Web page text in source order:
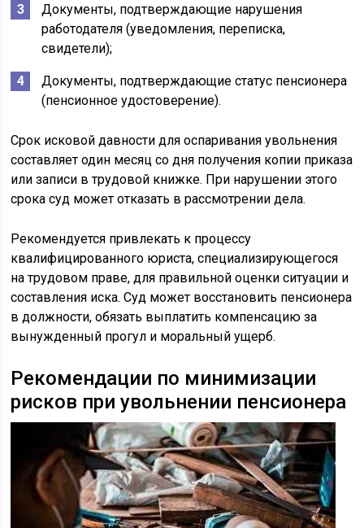
Документы, подтверждающие нарушения
работодателя (уведомления, переписка,
свидетели);
Документы, подтверждающие статус пенсионера
(пенсионное удостоверение).
Срок исковой давности для оспаривания увольнения
составляет один месяц со дня получения копии приказа
или записи в трудовой книжке. При нарушении этого
срока суд может отказать в рассмотрении дела.
Рекомендуется привлекать к процессу
квалифицированного юриста, специализирующегося
на трудовом праве, для правильной оценки ситуации и
составления иска. Суд может восстановить пенсионера
в должности, обязать выплатить компенсацию за
вынужденный прогул и моральный ущерб.
Рекомендации по минимизации
рисков при увольнении пенсионера